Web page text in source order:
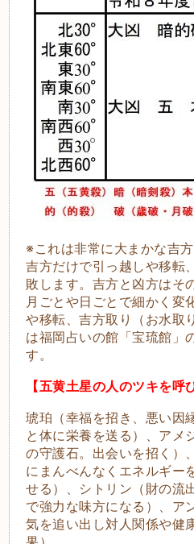
※これは非常に大まかな吉
吉方だけで引っ越しや移転
敗します。吉方と凶方はそ
月ごとや日ごとで細かく変
や移転、吉方取り（お水取
は福岡占いの館「宝琉館」
す。
【五黄土星の人のツキを呼
琥珀（幸福を招き、悪い因
と体に栄養を送る）、アメ
の守護石。出会いを招く）
にまんべんなくエネルギー
せる）、シトリン（財の流
で強力な味方になる）、ア
気を追い出し対人関係や健